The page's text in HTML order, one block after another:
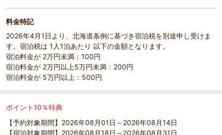
料金特記
2026年4月1日より、北海道条例に基づき宿泊税を別途申し受けま
す。宿泊税は 1人1泊あたり 以下の金額となります。
宿泊料金が 2万円未満：100円
宿泊料金が 2万円以上5万円未満：200円
宿泊料金が 5万円以上：500円
ポイント10％特典
【予約対象期間】2026年08月01日～2026年08月14日
【宿泊対象期間】2026年08月18日～2026年08月31日